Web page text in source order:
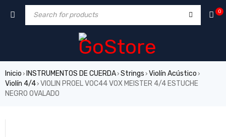
0
Inicio › INSTRUMENTOS DE CUERDA› Strings › Violín Acústico ›
Violín 4/4› VIOLIN PROEL VOC44 VOX MEISTER 4/4 ESTUCHE
NEGRO OVALADO